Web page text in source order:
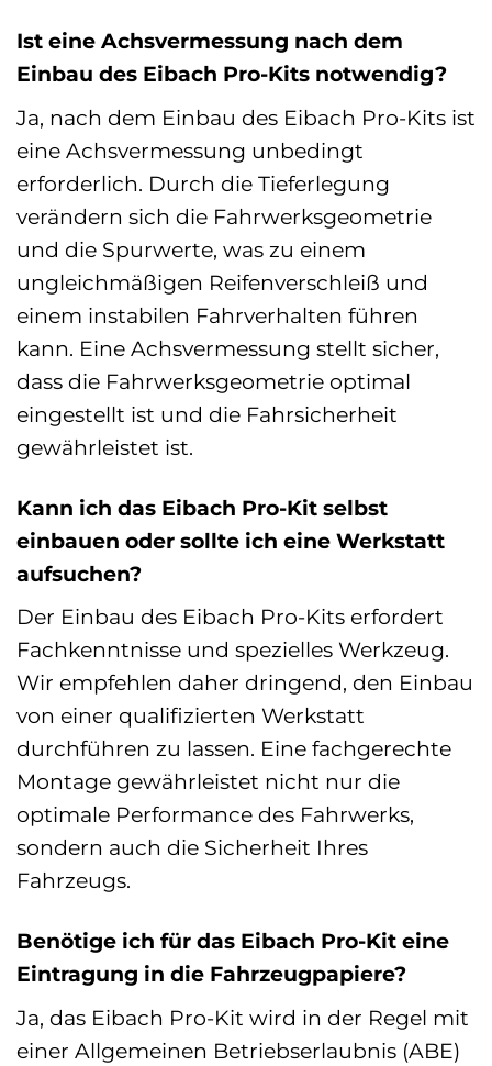
Ist eine Achsvermessung nach dem
Einbau des Eibach Pro-Kits notwendig?
Ja, nach dem Einbau des Eibach Pro-Kits ist
eine Achsvermessung unbedingt
erforderlich. Durch die Tieferlegung
verändern sich die Fahrwerksgeometrie
und die Spurwerte, was zu einem
ungleichmäßigen Reifenverschleiß und
einem instabilen Fahrverhalten führen
kann. Eine Achsvermessung stellt sicher,
dass die Fahrwerksgeometrie optimal
eingestellt ist und die Fahrsicherheit
gewährleistet ist.
Kann ich das Eibach Pro-Kit selbst
einbauen oder sollte ich eine Werkstatt
aufsuchen?
Der Einbau des Eibach Pro-Kits erfordert
Fachkenntnisse und spezielles Werkzeug.
Wir empfehlen daher dringend, den Einbau
von einer qualifizierten Werkstatt
durchführen zu lassen. Eine fachgerechte
Montage gewährleistet nicht nur die
optimale Performance des Fahrwerks,
sondern auch die Sicherheit Ihres
Fahrzeugs.
Benötige ich für das Eibach Pro-Kit eine
Eintragung in die Fahrzeugpapiere?
Ja, das Eibach Pro-Kit wird in der Regel mit
einer Allgemeinen Betriebserlaubnis (ABE)